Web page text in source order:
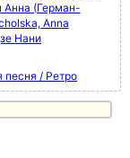
Анна (Герман-
Anna
Нани
песня / Ретро